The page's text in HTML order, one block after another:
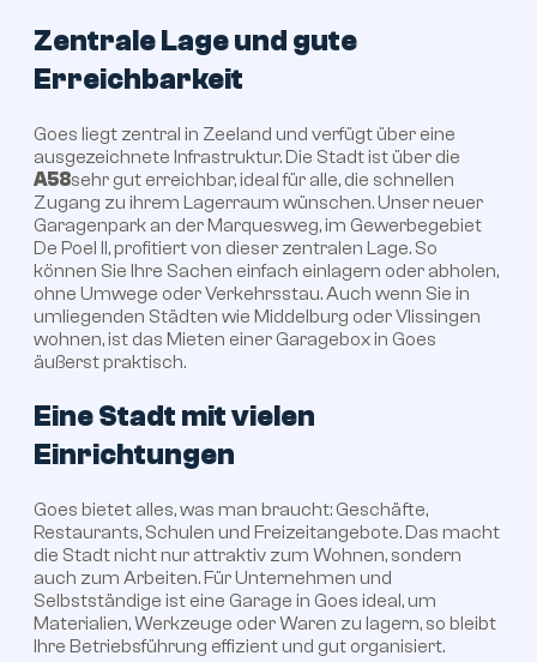
Zentrale Lage und gute
Erreichbarkeit
Goes liegt zentral in Zeeland und verfügt über eine
ausgezeichnete Infrastruktur. Die Stadt ist über die
A58sehr gut erreichbar, ideal für alle, die schnellen
Zugang zu ihrem Lagerraum wünschen. Unser neuer
Garagenpark an der Marquesweg, im Gewerbegebiet
De Poel II, profitiert von dieser zentralen Lage. So
können Sie Ihre Sachen einfach einlagern oder abholen,
ohne Umwege oder Verkehrsstau. Auch wenn Sie in
umliegenden Städten wie Middelburg oder Vlissingen
wohnen, ist das Mieten einer Garagebox in Goes
äußerst praktisch.
Eine Stadt mit vielen
Einrichtungen
Goes bietet alles, was man braucht: Geschäfte,
Restaurants, Schulen und Freizeitangebote. Das macht
die Stadt nicht nur attraktiv zum Wohnen, sondern
auch zum Arbeiten. Für Unternehmen und
Selbstständige ist eine Garage in Goes ideal, um
Materialien, Werkzeuge oder Waren zu lagern, so bleibt
Ihre Betriebsführung effizient und gut organisiert.